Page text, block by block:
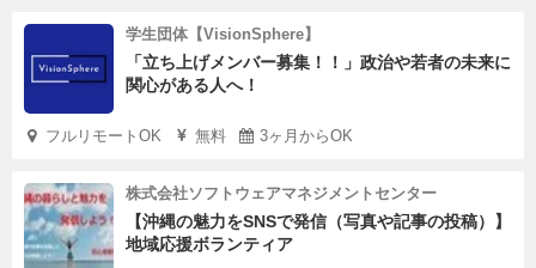
学生団体【VisionSphere】
「立ち上げメンバー募集！！」政治や若者の未来に
関心がある人へ！
フルリモートOK 無料 3ヶ月からOK
株式会社ソフトウェアマネジメントセンター
【沖縄の魅力をSNSで発信（写真や記事の投稿）】
地域応援ボランティア